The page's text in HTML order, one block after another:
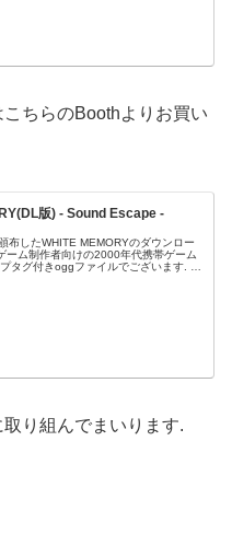
ちらのBoothよりお買い
版) - Sound Escape -
布したWHITE MEMORYのダウンロー
ーム制作者向けの2000年代携帯ゲーム
タグ付きoggファイルでございます. 制
り組んでまいります.